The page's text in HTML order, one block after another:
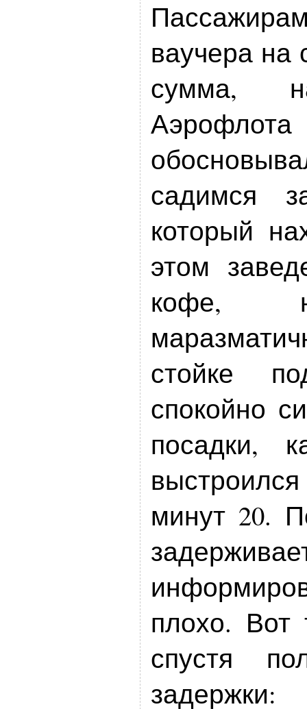
ваучера на
сумма,
садимся
который
этом
кофе,
стойке
спокойно
посадки,
минут 20.
плохо. Вот
спустя
задержки: